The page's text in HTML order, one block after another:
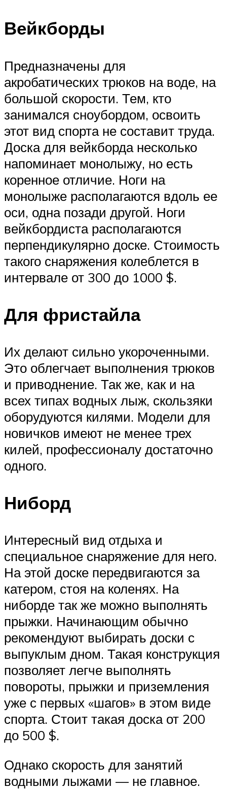
Вейкборды
Предназначены для
акробатических трюков на воде, на
большой скорости. Тем, кто
занимался сноубордом, освоить
этот вид спорта не составит труда.
Доска для вейкборда несколько
напоминает монолыжу, но есть
коренное отличие. Ноги на
монолыже располагаются вдоль ее
оси, одна позади другой. Ноги
вейкбордиста располагаются
перпендикулярно доске. Стоимость
такого снаряжения колеблется в
интервале от 300 до 1000 $.
Для фристайла
Их делают сильно укороченными.
Это облегчает выполнения трюков
и приводнение. Так же, как и на
всех типах водных лыж, скользяки
оборудуются килями. Модели для
новичков имеют не менее трех
килей, профессионалу достаточно
одного.
Ниборд
Интересный вид отдыха и
специальное снаряжение для него.
На этой доске передвигаются за
катером, стоя на коленях. На
ниборде так же можно выполнять
прыжки. Начинающим обычно
рекомендуют выбирать доски с
выпуклым дном. Такая конструкция
позволяет легче выполнять
повороты, прыжки и приземления
уже с первых «шагов» в этом виде
спорта. Стоит такая доска от 200
до 500 $.
Однако скорость для занятий
водными лыжами — не главное.